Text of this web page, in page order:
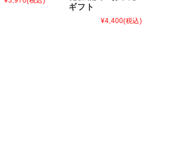
ギフト
¥4,400(税込)